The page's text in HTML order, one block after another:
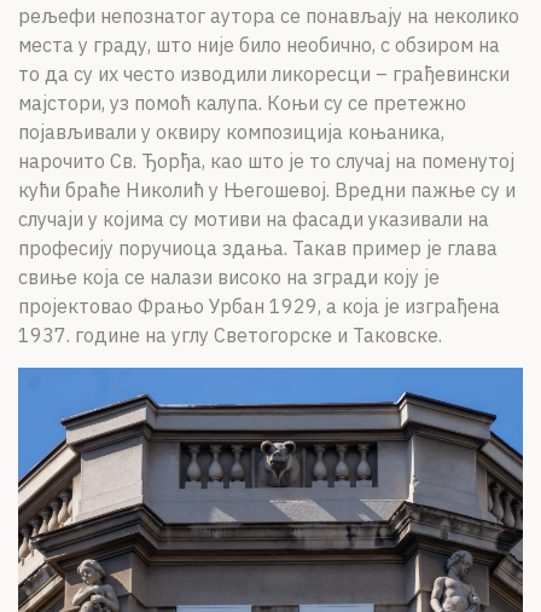
рељефи непознатог аутора се понављају на неколико
места у граду, што није било необично, с обзиром на
то да су их често изводили ликоресци – грађевински
мајстори, уз помоћ калупа. Коњи су се претежно
појављивали у оквиру композиција коњаника,
нарочито Св. Ђорђа, као што је то случај на поменутој
кући браће Николић у Његошевој. Вредни пажње су и
случаји у којима су мотиви на фасади указивали на
професију поручиоца здања. Такав пример је глава
свиње која се налази високо на згради коју је
пројектовао Фрањо Урбан 1929, а која је изграђена
1937. године на углу Светогорске и Таковске.